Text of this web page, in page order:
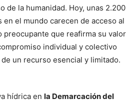
de la humanidad. Hoy, unas 2.200
en el mundo carecen de acceso al
preocupante que reafirma su valor
individual y colectivo
un recurso esencial y limitado.
hídrica en la Demarcación del